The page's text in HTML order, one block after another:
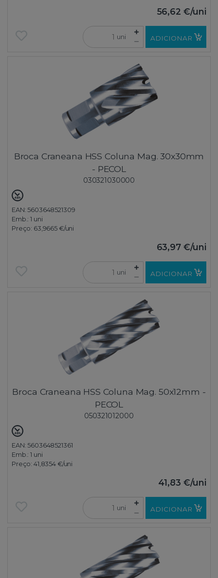
56,62 €/uni
uni ADICIONAR
Broca Craneana HSS Coluna Mag. 30x30mm
- PECOL
030321030000
EAN: 5603648521309
Emb.:1 uni
Preço: 63,9665 €/uni
63,97 €/uni
uni ADICIONAR
Broca Craneana HSS Coluna Mag. 50x12mm -
PECOL
050321012000
EAN: 5603648521361
Emb.:1 uni
Preço: 41,8354 €/uni
41,83 €/uni
uni ADICIONAR